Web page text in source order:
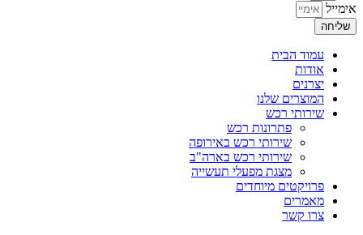
אימייל
שליחה
עמוד הבית
אודות
יצרנים
המוצרים שלנו
שירותי רכש
פתרונות רכש
שירותי רכש באירופה
שירותי רכש בארה"ב
מצגת מפעלי תעשייה
פרויקטים מיוחדים
מאמרים
צרו קשר